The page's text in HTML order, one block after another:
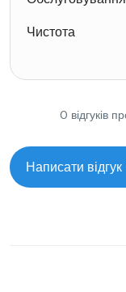
Чистота
0 відгуків
Написати відгук